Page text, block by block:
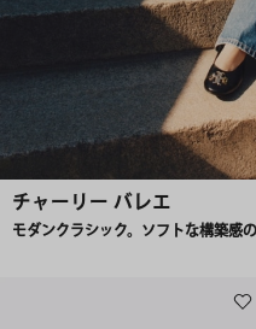
チャーリー バレエ
モダンクラシック。ソフトな構築感